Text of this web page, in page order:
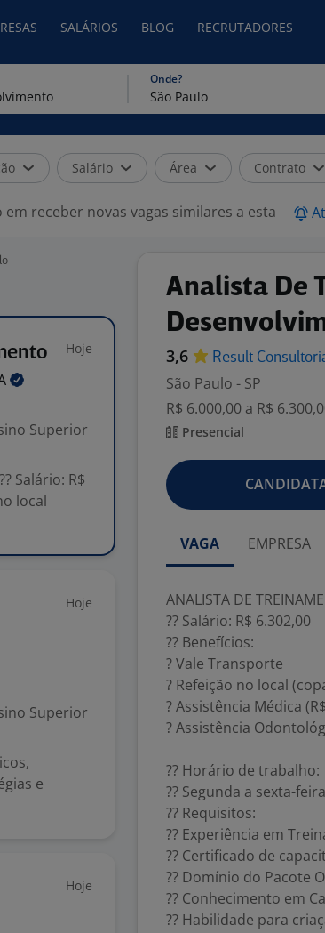
SALÁRIOS BLOG RECRUTADORES
Onde?
Salário Área Contrato
receber novas vagas similares a esta
Hoje
Superior
?? Salário: R$
local
Hoje
Superior
e
Hoje
Analista De
3,6 Result
São Paulo - SP
R$ 6.000,00 a R$
Presencial
VAGA EMPRESA
ANALISTA DE
?? Salário: R$ 6.302,00
?? Benefícios:
? Vale Transporte
? Refeição no local
? Assistência Médica
? Assistência
?? Horário de trabalho:
?? Segunda a sexta-
?? Requisitos:
?? Experiência em
?? Certificado de
?? Domínio do Pacote
?? Conhecimento em
?? Habilidade para